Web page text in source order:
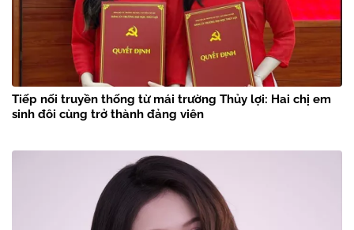
Tiếp nối truyền thống từ mái trường Thủy lợi: Hai chị em
sinh đôi cùng trở thành đảng viên